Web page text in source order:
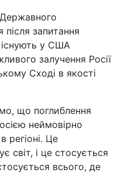
після запитання
існують у США
залучення Росії
Сході в якості
що поглиблення
неймовірно
регіоні. Це
світ, і це стосується
всього, де